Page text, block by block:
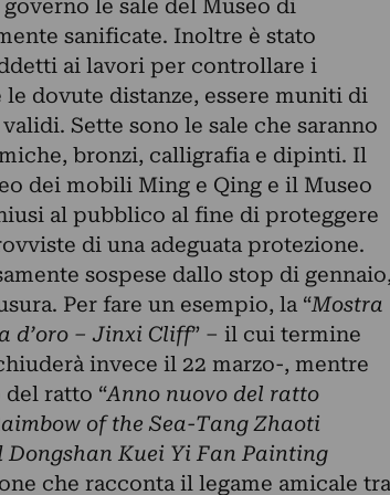
le sale del Museo di
sanificate. Inoltre è stato
ai lavori per controllare i
dovute distanze, essere muniti di
Sette sono le sale che saranno
bronzi, calligrafia e dipinti. Il
dei mobili Ming e Qing e il Museo
al pubblico al fine di proteggere
di una adeguata protezione.
sospese dallo stop di gennaio,
Per fare un esempio, la “Mostra
d’oro – Jinxi Cliff” – il cui termine
invece il 22 marzo-, mentre
del ratto “Anno nuovo del ratto
of the Sea-Tang Zhaoti
Kuei Yi Fan Painting
che racconta il legame amicale tra